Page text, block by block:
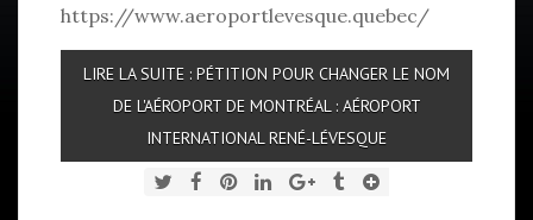
https://www.aeroportlevesque.quebec/
LIRE LA SUITE : PÉTITION POUR CHANGER LE NOM
DE L'AÉROPORT DE MONTRÉAL : AÉROPORT
INTERNATIONAL RENÉ-LÉVESQUE